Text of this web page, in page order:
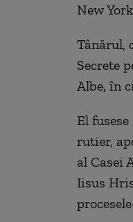
New
Tânărul,
Secrete
Albe, în
El
rutier,
al Casei
Iisus